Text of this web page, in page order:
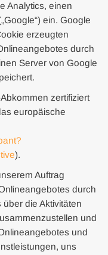
Analytics, einen
ein. Google
erzeugten
durch
Server von Google
zertifiziert
europäische
).
Auftrag
durch
die Aktivitäten
und
und
uns